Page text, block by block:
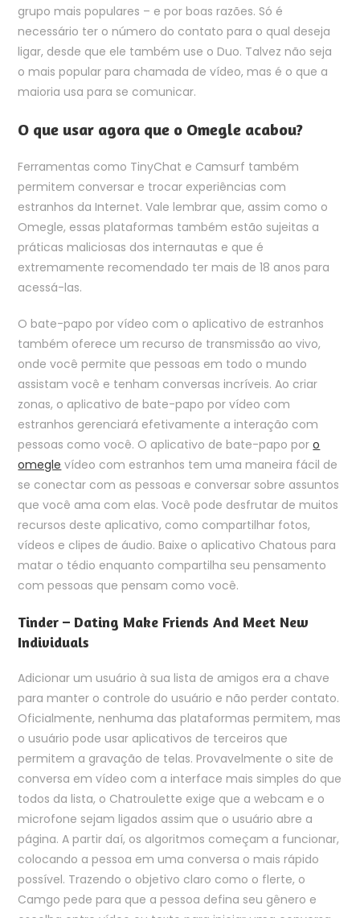
grupo mais populares – e por boas razões. Só é
necessário ter o número do contato para o qual deseja
ligar, desde que ele também use o Duo. Talvez não seja
o mais popular para chamada de vídeo, mas é o que a
maioria usa para se comunicar.
O que usar agora que o Omegle acabou?
Ferramentas como TinyChat e Camsurf também
permitem conversar e trocar experiências com
estranhos da Internet. Vale lembrar que, assim como o
Omegle, essas plataformas também estão sujeitas a
práticas maliciosas dos internautas e que é
extremamente recomendado ter mais de 18 anos para
acessá-las.
O bate-papo por vídeo com o aplicativo de estranhos
também oferece um recurso de transmissão ao vivo,
onde você permite que pessoas em todo o mundo
assistam você e tenham conversas incríveis. Ao criar
zonas, o aplicativo de bate-papo por vídeo com
estranhos gerenciará efetivamente a interação com
pessoas como você. O aplicativo de bate-papo poro
omegle vídeo com estranhos tem uma maneira fácil de
se conectar com as pessoas e conversar sobre assuntos
que você ama com elas. Você pode desfrutar de muitos
recursos deste aplicativo, como compartilhar fotos,
vídeos e clipes de áudio. Baixe o aplicativo Chatous para
matar o tédio enquanto compartilha seu pensamento
com pessoas que pensam como você.
Tinder – Dating Make Friends And Meet New
Individuals
Adicionar um usuário à sua lista de amigos era a chave
para manter o controle do usuário e não perder contato.
Oficialmente, nenhuma das plataformas permitem, mas
o usuário pode usar aplicativos de terceiros que
permitem a gravação de telas. Provavelmente o site de
conversa em vídeo com a interface mais simples do que
todos da lista, o Chatroulette exige que a webcam e o
microfone sejam ligados assim que o usuário abre a
página. A partir daí, os algoritmos começam a funcionar,
colocando a pessoa em uma conversa o mais rápido
possível. Trazendo o objetivo claro como o flerte, o
Camgo pede para que a pessoa defina seu gênero e